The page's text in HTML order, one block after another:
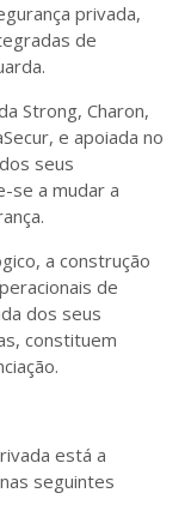
privada,
de
Strong, Charon,
e apoiada no
seus
se a mudar a
a construção
de
dos seus
constituem
está a
seguintes